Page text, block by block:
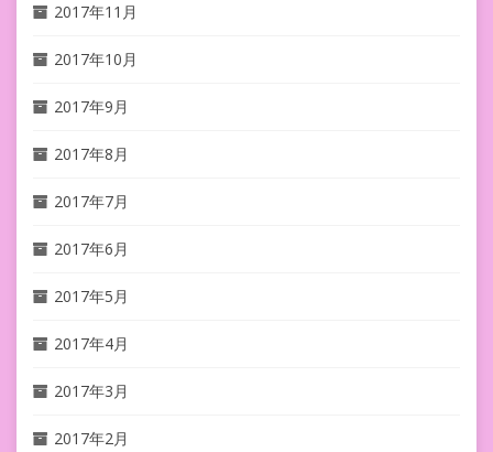
2017年11月
2017年10月
2017年9月
2017年8月
2017年7月
2017年6月
2017年5月
2017年4月
2017年3月
2017年2月